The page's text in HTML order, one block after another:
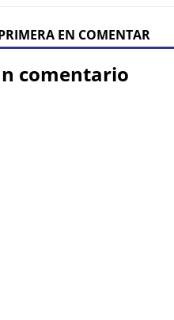
EN COMENTAR
comentario